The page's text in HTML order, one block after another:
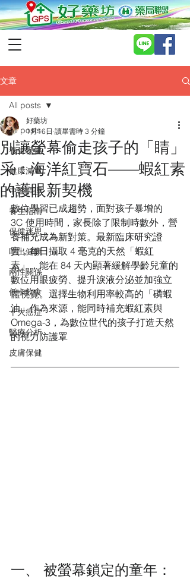
文章
All posts
養生保健
健康減重
中醫調理
養生指南
保健迷思
吃出健康
兩性關係
低卡飲食
十大癌症
醫療分析
皮膚保健
All posts
別讓螢幕偷走孩子的「睛」
采：海洋紅寶石——蝦紅素
的護眼新契機
好藥坊
1月16日 讀畢需時 3 分鐘
數位學習已成趨勢，面對孩子暴增的
3C 使用時間，家長除了限制時數外，營
養補充成為新對策。最新臨床研究證
實，每日攝取 4 毫克的天然「蝦紅
素」，能在 84 天內顯著緩解學齡兒童的
數位用眼疲勞、提升淚液分泌並加強立
體視覺。選擇生物利用率較高的「磷蝦
油」作為來源，能同時補充蝦紅素與
Omega-3，為數位世代的孩子打造天然
的視力防護罩
一、 被螢幕鎖定的童年：